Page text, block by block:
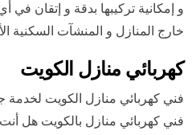
و إمكانية تركيبها بدقة و إتقان في
خارج المنازل و المنشآت السكنية
كهربائي منازل الكويت
فني كهربائي منازل الكويت
فني كهربائي منازل بالكويت هل